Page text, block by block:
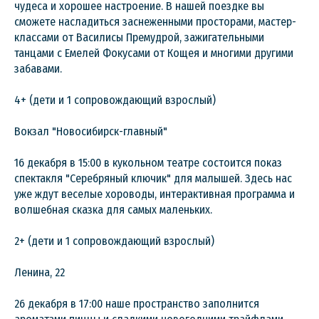
чудеса и хорошее настроение. В нашей поездке вы
сможете насладиться заснеженными просторами, мастер-
классами от Василисы Премудрой, зажигательными
танцами с Емелей Фокусами от Кощея и многими другими
забавами.
4+ (дети и 1 сопровождающий взрослый)
Вокзал "Новосибирск-главный"
16 декабря в 15:00 в кукольном театре состоится показ
спектакля "Серебряный ключик" для малышей. Здесь нас
уже ждут веселые хороводы, интерактивная программа и
волшебная сказка для самых маленьких.
2+ (дети и 1 сопровождающий взрослый)
Ленина, 22
26 декабря в 17:00 наше пространство заполнится